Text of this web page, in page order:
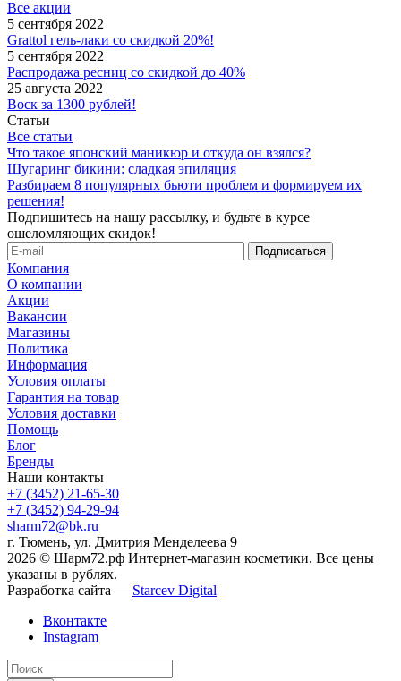
Все акции
5 сентября 2022
Grattol гель-лаки со скидкой 20%!
5 сентября 2022
Распродажа ресниц со скидкой до 40%
25 августа 2022
Воск за 1300 рублей!
Статьи
Все статьи
Что такое японский маникюр и откуда он взялся?
Шугаринг бикини: сладкая эпиляция
Разбираем 8 популярных бьюти проблем и формируем их
решения!
Подпишитесь на нашу рассылку, и будьте в курсе
ошеломляющих скидок!
Компания
О компании
Акции
Вакансии
Магазины
Политика
Информация
Условия оплаты
Гарантия на товар
Условия доставки
Помощь
Блог
Бренды
Наши контакты
+7 (3452) 21-65-30
+7 (3452) 94-29-94
sharm72@bk.ru
г. Тюмень, ул. Дмитрия Менделеева 9
2026 © Шарм72.рф Интернет-магазин косметики. Все цены
указаны в рублях.
Разработка сайта — Starcev Digital
Вконтакте
Instagram